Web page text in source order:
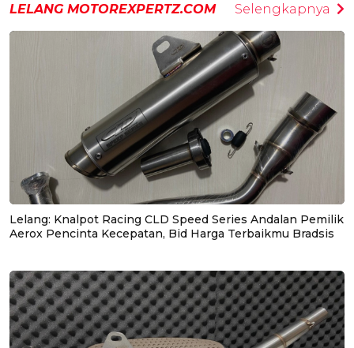
LELANG MOTOREXPERTZ.COM Selengkapnya
Lelang: Knalpot Racing CLD Speed Series Andalan Pemilik
Aerox Pencinta Kecepatan, Bid Harga Terbaikmu Bradsis